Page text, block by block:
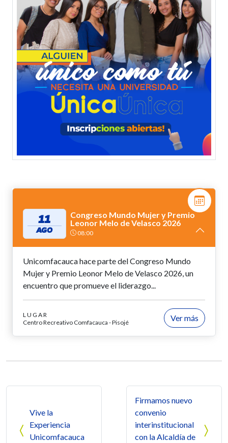
11
AGO
Congreso Mundo Mujer y Premio
Leonor Melo de Velasco 2026
08:00
Unicomfacauca hace parte del Congreso Mundo
Mujer y Premio Leonor Melo de Velasco 2026, un
encuentro que promueve el liderazgo...
LUGAR
Centro Recreativo Comfacauca - Pisojé
Ver más
Vive la
Experiencia
Unicomfacauca
Firmamos nuevo
convenio
interinstitucional
con la Alcaldía de